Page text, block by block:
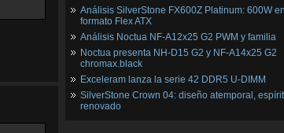
Análisis SilverStone FX600Z Platinum: 600W
formato Flex ATX
Análisis Noctua NF-A12x25 G2 PWM y familia
Noctua presenta NH-D15 G2 y NF-A14x25 G2
chromax.black
Exceleram lanza la serie 42 DDR5 U-DIMM
SilverStone Crown 04: diseño atemporal,
renovado